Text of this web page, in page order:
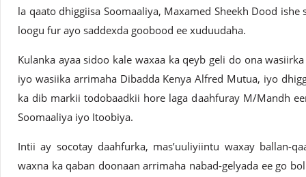
la qaato dhiggiisa Soomaaliya, Maxamed Sheekh Dood
loogu fur ayo saddexda goobood ee xuduudaha.
Kulanka ayaa sidoo kale waxaa ka qeyb geli do ona
iyo wasiika arrimaha Dibadda Kenya Alfred Mutua, iyo
ka dib markii todobaadkii hore laga daahfuray M/Mandh
Soomaaliya iyo Itoobiya.
Intii ay socotay daahfurka, mas’uuliyiintu waxay ballan-
waxna ka qaban doonaan arrimaha nabad-gelyada ee go